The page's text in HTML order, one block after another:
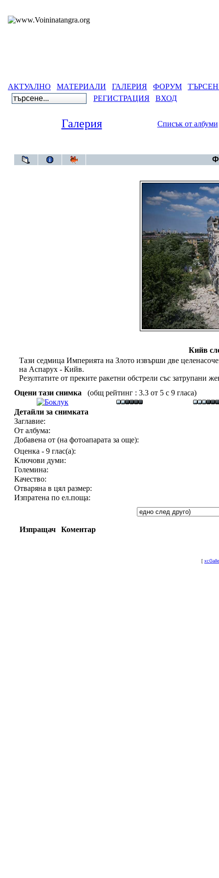
АКТУАЛНО МАТЕРИАЛИ ГАЛЕРИЯ ФОРУМ
РЕГИСТРАЦИЯ
ВХОД
Галерия Списък от албуми
Кийв
Тази седмица Империята на Злото извърши две
на Аспарух - Кийв.
Резултатите от преките ракетни обстрели със затрупани
Оцени тази снимка
(общ рейтинг : 3.3 от 5 с 9 гласа)
Детайли за снимката
Заглавие:
От албума:
Добавена от (на фотоапарата за още):
Оценка - 9 глас(а):
Ключови думи:
Големина:
Качество:
Отваряна в цял размер:
Изпратена по ел.поща:
Изпращач Коментар
[